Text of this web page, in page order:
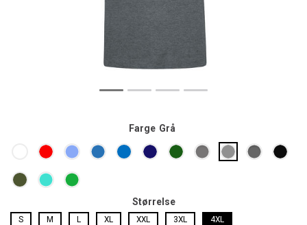
Farge Grå
Størrelse
S M L XL XXL 3XL 4XL